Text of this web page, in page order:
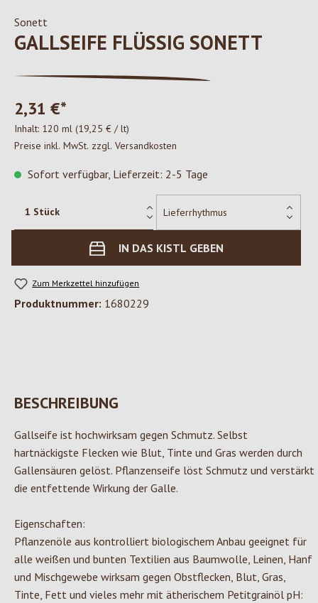
Sonett
GALLSEIFE FLÜSSIG SONETT
2,31 €*
Inhalt: 120 ml (19,25 € / lt)
Preise inkl. MwSt. zzgl. Versandkosten
Sofort verfügbar, Lieferzeit: 2-5 Tage
IN DAS KISTL GEBEN
Zum Merkzettel hinzufügen
Produktnummer: 1680229
BESCHREIBUNG
Gallseife ist hochwirksam gegen Schmutz. Selbst
hartnäckigste Flecken wie Blut, Tinte und Gras werden durch
Gallensäuren gelöst. Pflanzenseife löst Schmutz und verstärkt
die entfettende Wirkung der Galle.
Eigenschaften:
Pflanzenöle aus kontrolliert biologischem Anbau geeignet für
alle weißen und bunten Textilien aus Baumwolle, Leinen, Hanf
und Mischgewebe wirksam gegen Obstflecken, Blut, Gras,
Tinte, Fett und vieles mehr mit ätherischem Petitgrainöl pH: